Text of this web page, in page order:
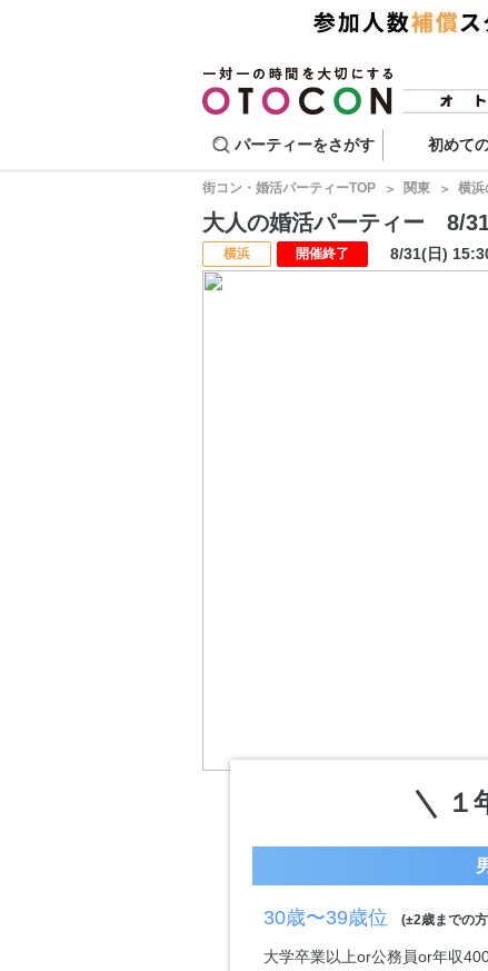
パーティーをさがす 初めて
街コン・婚活パーティーTOP 関東 横浜
大人の婚活パーティー 8/
横浜 開催終了 8/31(日)
１
30歳〜39歳位 (±2歳までの
大学卒業以上or公務員or年収